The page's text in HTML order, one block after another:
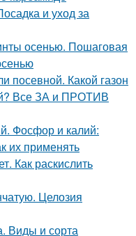
и уход за
осенью. Пошаговая
посевной. Какой газон
Все ЗА и ПРОТИВ
Фосфор и калий:
их применять
Как раскислить
Целозия
Виды и сорта